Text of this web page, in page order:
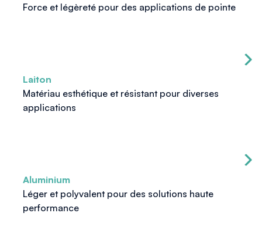
Force et légèreté pour des applications de pointe
Laiton
Matériau esthétique et résistant pour diverses
applications
Aluminium
Léger et polyvalent pour des solutions haute
performance